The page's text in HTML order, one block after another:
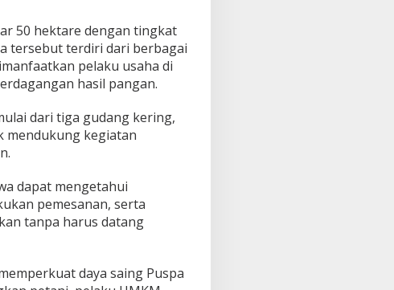
50 hektare dengan tingkat
tersebut terdiri dari berbagai
pelaku usaha di
hasil pangan.
dari tiga gudang kering,
mendukung kegiatan
dapat mengetahui
pemesanan, serta
tanpa harus datang
daya saing Puspa